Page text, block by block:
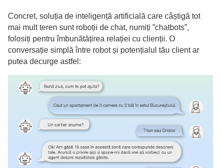
Concret, soluția de inteligență artificială care câștigă tot
mai mult teren sunt roboții de chat, numiți ”chatbots”,
folosiți pentru îmbunătățirea relației cu clienții. O
conversație simplă între robot și potențialul tău client ar
putea decurge astfel: